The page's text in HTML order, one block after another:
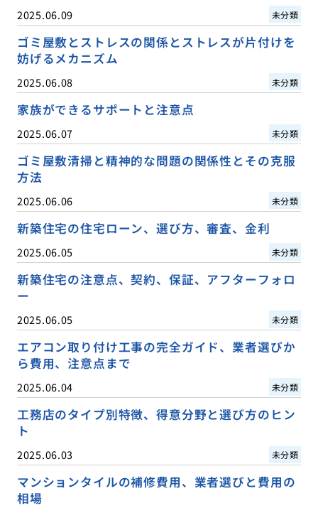
2025.06.09 未分類
ゴミ屋敷とストレスの関係とストレスが片付けを
妨げるメカニズム
2025.06.08 未分類
家族ができるサポートと注意点
2025.06.07 未分類
ゴミ屋敷清掃と精神的な問題の関係性とその克服
方法
2025.06.06 未分類
新築住宅の住宅ローン、選び方、審査、金利
2025.06.05 未分類
新築住宅の注意点、契約、保証、アフターフォロ
ー
2025.06.05 未分類
エアコン取り付け工事の完全ガイド、業者選びか
ら費用、注意点まで
2025.06.04 未分類
工務店のタイプ別特徴、得意分野と選び方のヒン
ト
2025.06.03 未分類
マンションタイルの補修費用、業者選びと費用の
相場